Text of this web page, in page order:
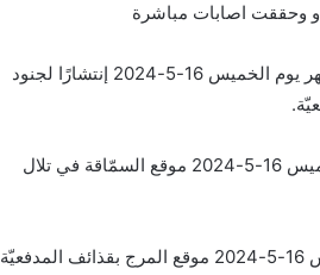
وحققت اصابات مباشرة
وفي التفاصيل استهدفت المقاومة الإسلامية عند الساعة 5:30 من بعد ظهر يوم الخميس 16-5-2024 إنتشارًا لجنود
كما استهدفت ‏المقاومة الإسلامية عند الساعة 5:30 من بعد ظهر يوم الخميس 16-5-2024 موقع السمّاقة في ‏تلال
واستهدفت ‏المقاومة الإسلامية عند الساعة 5:07 من بعد ظهر يوم الخميس 16-5-2024 موقع المرج ‏بقذائف المدفعيّة